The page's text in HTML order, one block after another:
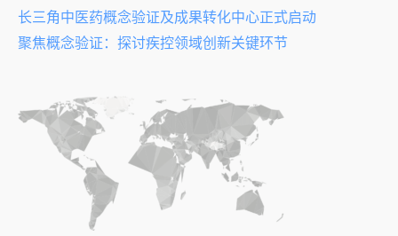
长三角中医药概念验证及成果转化中心正式启动
聚焦概念验证：探讨疾控领域创新关键环节